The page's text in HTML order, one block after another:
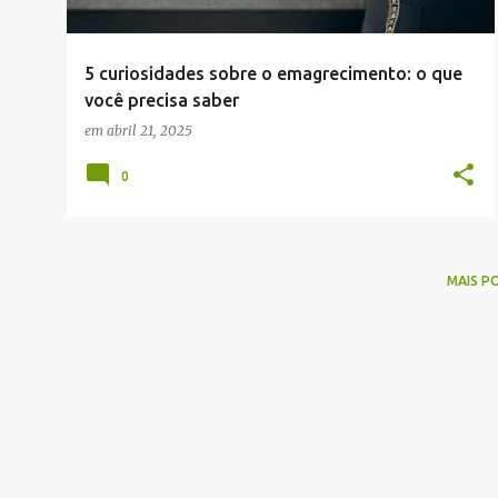
5 curiosidades sobre o emagrecimento: o que
você precisa saber
em abril 21, 2025
0
MAIS